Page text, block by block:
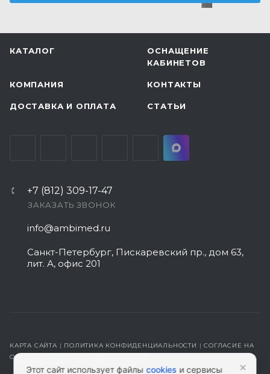
КАТАЛОГ
ОСНАЩЕНИЕ
КАБИНЕТОВ
КОМПАНИЯ КОНТАКТЫ
ДОСТАВКА И ОПЛАТА СТАТЬИ
+7 (812) 309-17-47
ЗАКАЗАТЬ ЗВОНОК
info@ambimed.ru
Санкт-Петербург, Пискаревский пр., дом 63,
лит. А, офис 201
КАРТА САЙТА | ПОЛИТИКА КОНФИДЕНЦИАЛЬНОСТИ |СОГЛАСИЕ НА
ОБРАБОТКУ ПЕРСОНАЛЬНЫХ ДАННЫХ
Этот сайт использует файлыcookies и сервисы ×